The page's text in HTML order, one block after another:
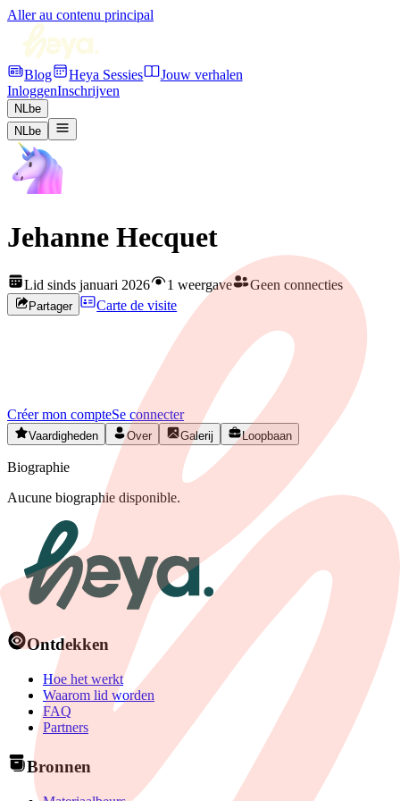
Aller au contenu principal
Blog Heya Sessies
Jouw verhalen
InloggenInschrijven
NLbe
NLbe
Jehanne Hecquet
Lid sinds januari 2026 1 weergave Geen connecties
Partager Carte de visite
Rejoignez HEYA pour contacter
Créez votre profil gratuitement et développez votre réseau artistique
Créer mon compteSe connecter
Vaardigheden Over Galerij Loopbaan
Biographie
Aucune biographie disponible.
Ontdekken
Hoe het werkt
Waarom lid worden
FAQ
Partners
Bronnen